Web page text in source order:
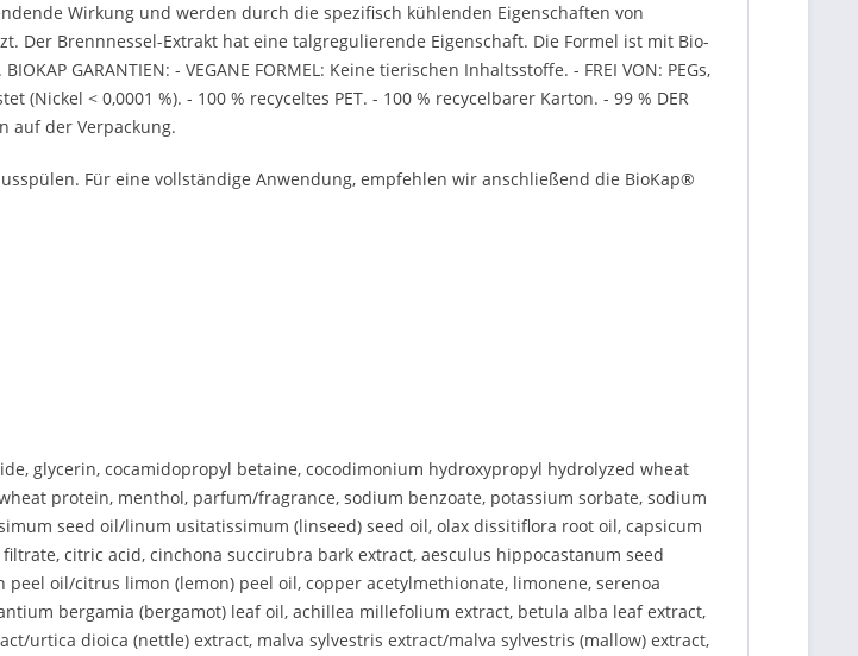
Wirkung und werden durch die spezifisch kühlenden Eigenschaften von
Der Brennnessel-Extrakt hat eine talgregulierende Eigenschaft. Die Formel ist mit Bio-
GARANTIEN: - VEGANE FORMEL: Keine tierischen Inhaltsstoffe. - FREI VON: PEGs,
(Nickel < 0,0001 %). - 100 % recyceltes PET. - 100 % recycelbarer Karton. - 99 % DER
auf der Verpackung.
Für eine vollständige Anwendung, empfehlen wir anschließend die BioKap®
glycerin, cocamidopropyl betaine, cocodimonium hydroxypropyl hydrolyzed wheat
protein, menthol, parfum/fragrance, sodium benzoate, potassium sorbate, sodium
seed oil/linum usitatissimum (linseed) seed oil, olax dissitiflora root oil, capsicum
citric acid, cinchona succirubra bark extract, aesculus hippocastanum seed
oil/citrus limon (lemon) peel oil, copper acetylmethionate, limonene, serenoa
bergamia (bergamot) leaf oil, achillea millefolium extract, betula alba leaf extract,
urtica dioica (nettle) extract, malva sylvestris extract/malva sylvestris (mallow) extract,